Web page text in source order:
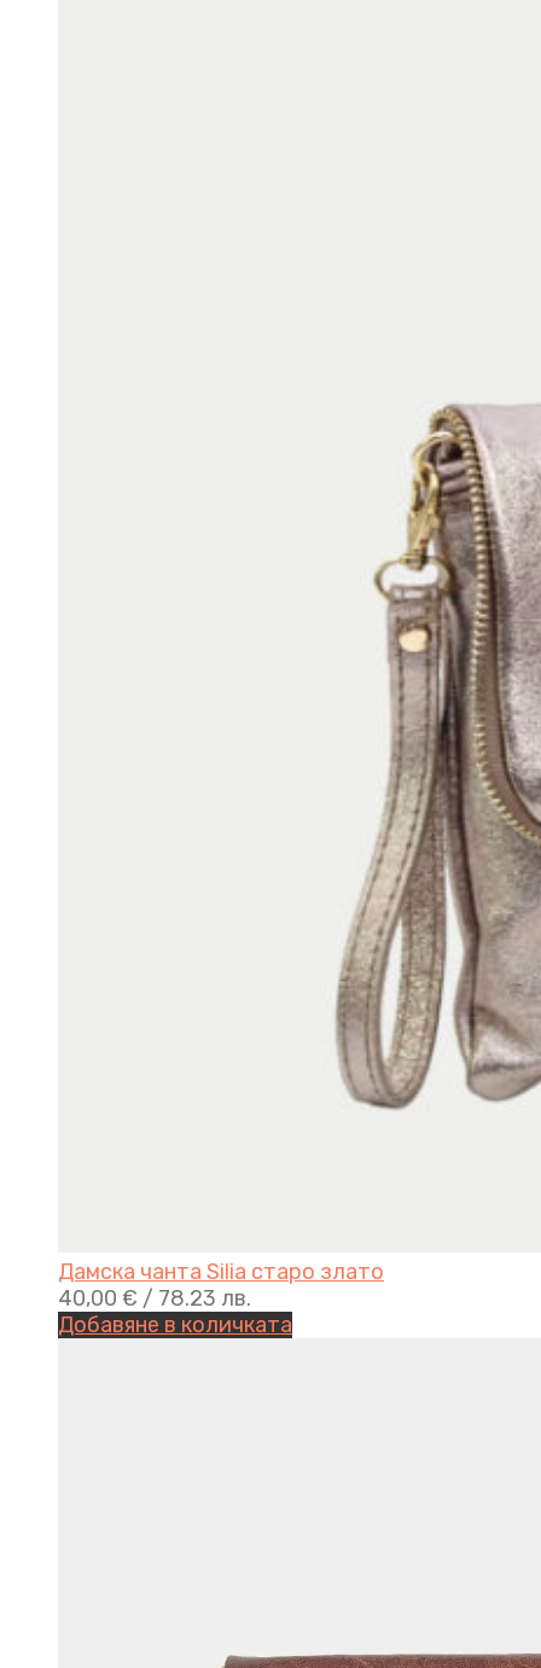
Дамска чанта Silia старо златo
40,00 € / 78.23 лв.
Добавяне в количката